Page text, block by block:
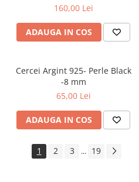
160,00 Lei
ADAUGA IN COS
Cercei Argint 925- Perle Black
-8 mm
65,00 Lei
ADAUGA IN COS
1 2 3 ... 19